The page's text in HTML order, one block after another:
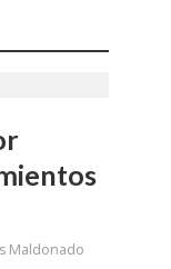
Maldonado